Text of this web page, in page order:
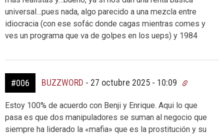
universal…pues nada, algo parecido a una mezcla entre
idiocracia (con ese sofác donde cagas mientras comes y
ves un programa que va de golpes en los ueps) y 1984
#006 BUZZWORD - 27 octubre 2025 - 10:09
Estoy 100% de acuerdo con Benji y Enrique. Aqui lo que
pasa es que dos manipuladores se suman al negocio que
siempre ha liderado la «mafia» que es la prostitución y su